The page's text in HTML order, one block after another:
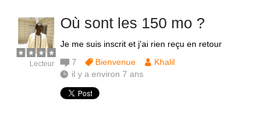
Où sont les 150 mo ?
Je me suis inscrit et j'ai rien reçu en retour
Lecteur 7 Bienvenue
Khalil
il y a environ 7 ans